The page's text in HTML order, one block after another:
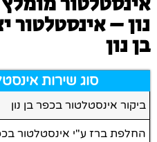
נון – אינסטלטור
בן נון
סוג שירות
ביקור אינסטלטור בכפר בן נון
החלפת ברז ע"י אינסטלטור